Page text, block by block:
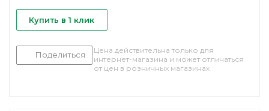
Купить в 1 клик
Поделиться
Цена действительна только для
интернет-магазина и может отличаться
от цен в розничных магазинах